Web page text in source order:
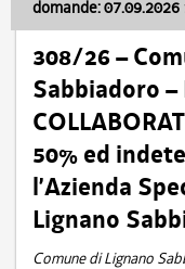
domande: 07.09.2026
308/26 –
Sabbiadoro –
50% ed
l’Azienda
Lignano
Comune di Lignano